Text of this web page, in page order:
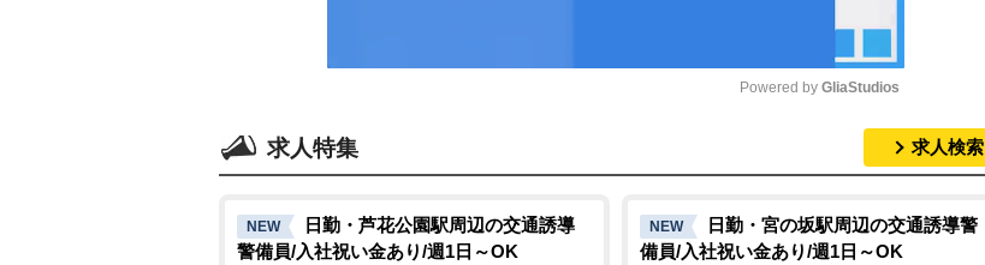
t
e
Powered by GliaStudios
求人特集 求人検索
NEW
日勤・芦花公園駅周辺の交通誘導
警備員/入社祝い金あり/週1日～OK
NEW
日勤・宮の坂駅周辺の交通誘導警
備員/入社祝い金あり/週1日～OK